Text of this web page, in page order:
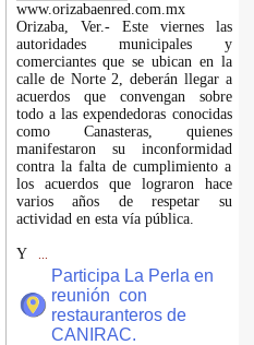
www.orizabaenred.com.mx
Orizaba, Ver.- Este viernes las
autoridades municipales y
comerciantes que se ubican en la
calle de Norte 2, deberán llegar a
acuerdos que convengan sobre
todo a las expendedoras conocidas
como Canasteras, quienes
manifestaron su inconformidad
contra la falta de cumplimiento a
los acuerdos que lograron hace
varios años de respetar su
actividad en esta vía pública.
Y
Participa La Perla en
reunión con
restauranteros de
CANIRAC.